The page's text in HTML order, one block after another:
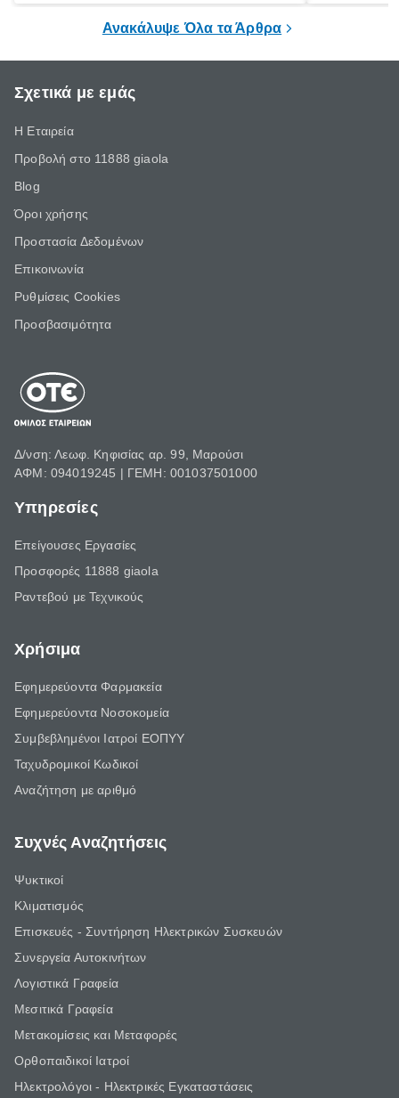
Ανακάλυψε Όλα τα Άρθρα
Σχετικά με εμάς
Η Εταιρεία
Προβολή στο 11888 giaola
Blog
Όροι χρήσης
Προστασία Δεδομένων
Επικοινωνία
Ρυθμίσεις Cookies
Προσβασιμότητα
Δ/νση: Λεωφ. Κηφισίας αρ. 99, Μαρούσι
ΑΦΜ: 094019245 | ΓΕΜΗ: 001037501000
Υπηρεσίες
Επείγουσες Εργασίες
Προσφορές 11888 giaola
Ραντεβού με Τεχνικούς
Χρήσιμα
Εφημερεύοντα Φαρμακεία
Εφημερεύοντα Νοσοκομεία
Συμβεβλημένοι Ιατροί ΕΟΠΥΥ
Ταχυδρομικοί Κωδικοί
Αναζήτηση με αριθμό
Συχνές Αναζητήσεις
Ψυκτικοί
Κλιματισμός
Επισκευές - Συντήρηση Ηλεκτρικών Συσκευών
Συνεργεία Αυτοκινήτων
Λογιστικά Γραφεία
Μεσιτικά Γραφεία
Μετακομίσεις και Μεταφορές
Ορθοπαιδικοί Ιατροί
Ηλεκτρολόγοι - Ηλεκτρικές Εγκαταστάσεις